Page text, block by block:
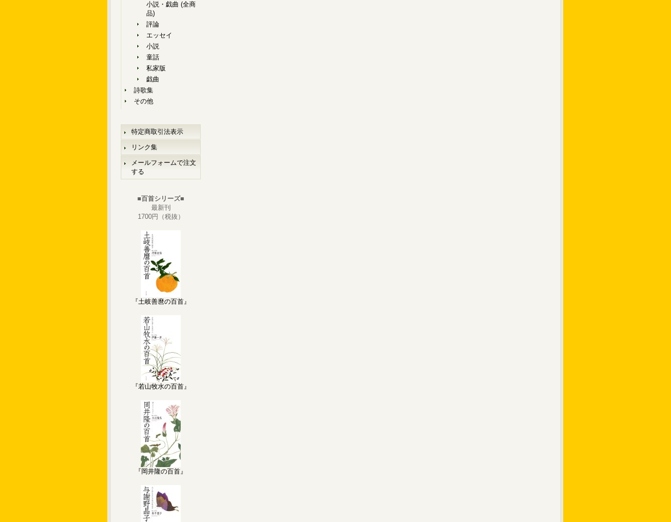
小説・戯曲 (全商
品)
評論
エッセイ
小説
童話
私家版
戯曲
詩歌集
その他
特定商取引法表示
リンク集
メールフォームで注文
する
■百首シリーズ■
最新刊
1700円（税抜）
『土岐善麿の百首』
『若山牧水の百首』
『岡井隆の百首』